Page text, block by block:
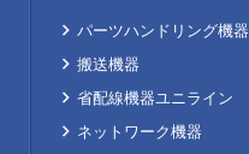
パーツハンドリング機器
搬送機器
省配線機器ユニライン
ネットワーク機器